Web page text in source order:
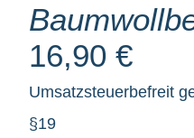
16,90 €
Umsatzsteuerbefreit
§19